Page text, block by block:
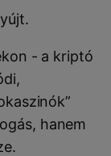
- a kriptó
hanem